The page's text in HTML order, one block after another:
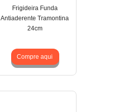
Frigideira Funda
Antiaderente Tramontina
24cm
Compre aqui